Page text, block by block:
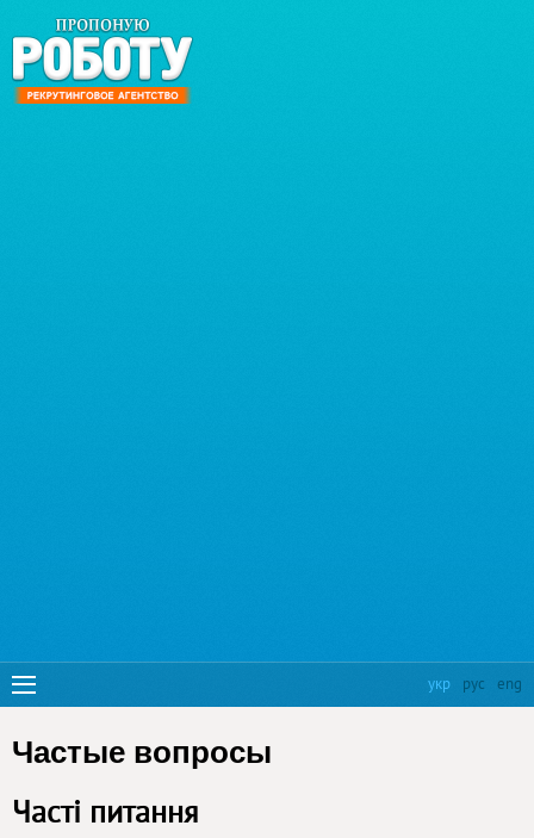
укр рус eng
Частые вопросы
Часті питання